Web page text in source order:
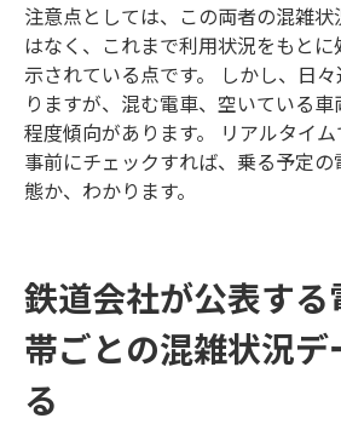
注意点としては、この両者の混雑
はなく、これまで利用状況をもと
示されている点です。 しかし、日
りますが、混む電車、空いている
程度傾向があります。 リアルタイム
事前にチェックすれば、乗る予定
態か、わかります。
鉄道会社が公表する
帯ごとの混雑状況
る